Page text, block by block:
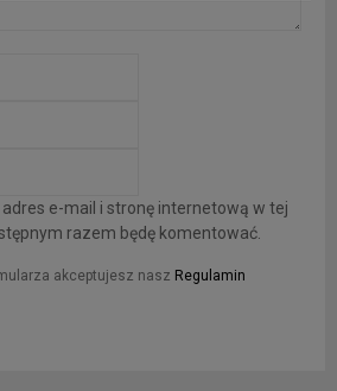
e-mail i stronę internetową w tej
razem będę komentować.
akceptujesz nasz Regulamin